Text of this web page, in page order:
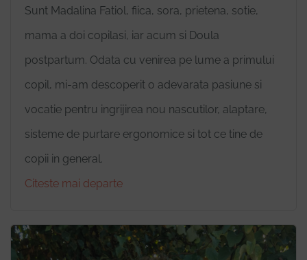
Sunt Madalina Fatiol, fiica, sora, prietena, sotie,
mama a doi copilasi, iar acum si Doula
postpartum. Odata cu venirea pe lume a primului
copil, mi-am descoperit o adevarata pasiune si
vocatie pentru ingrijirea nou nascutilor, alaptare,
sisteme de purtare ergonomice si tot ce tine de
copii in general.
Citeste mai departe